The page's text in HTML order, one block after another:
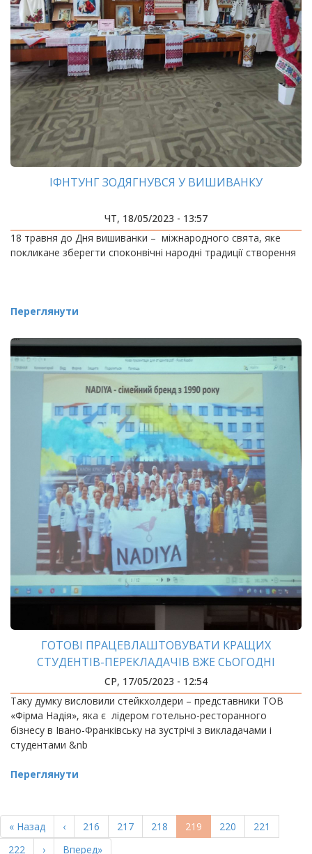
ІФНТУНГ ЗОДЯГНУВСЯ У ВИШИВАНКУ
ЧТ, 18/05/2023 - 13:57
18 травня до Дня вишиванки – міжнародного свята, яке
покликане зберегти споконвічні народні традиції створення
Переглянути
ГОТОВІ ПРАЦЕВЛАШТОВУВАТИ КРАЩИХ
СТУДЕНТІВ-ПЕРЕКЛАДАЧІВ ВЖЕ СЬОГОДНІ
СР, 17/05/2023 - 12:54
Таку думку висловили стейкхолдери – представники ТОВ
«Фірма Надія», яка є лідером готельно-ресторанного
бізнесу в Івано-Франківську на зустрічі з викладачами і
студентами &nb
Переглянути
НА
СТОРІНКИ
Перша
сторінка
« Назад
Попередня
сторінка
‹ Page
216 Page
217 Page
218
Поточна
сторінка
219 Page
220 Page
221
Page
222
Наступна
›
Остання
Вперед»